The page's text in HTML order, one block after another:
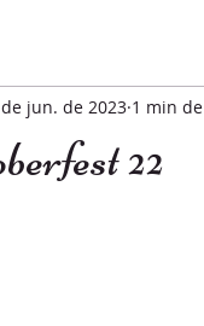
22
jun. de 2023 1 min